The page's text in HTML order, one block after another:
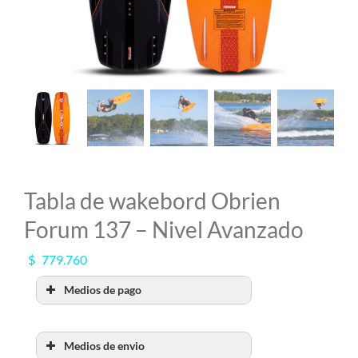
Tabla de wakebord Obrien
Forum 137 – Nivel Avanzado
$ 779.760
Medios de pago
Medios de envio